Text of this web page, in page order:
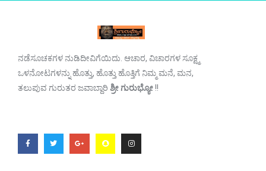
ನಡೆಸೂಚಕಗಳ ನುಡಿದೀವಿಗೆಯಿದು. ಆಚಾರ, ವಿಚಾರಗಳ ಸೂಕ್ಷ್ಮ
ಒಳನೋಟಗಳನ್ನು ಹೊತ್ತು, ಹೊತ್ತು ಹೊತ್ತಿಗೆ ನಿಮ್ಮ ಮನೆ, ಮನ,
ತಲುಪುವ ಗುರುತರ ಜವಾಬ್ದಾರಿ ಶ್ರೀ ಗುರುಭ್ಯೋ!!